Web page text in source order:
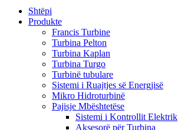
Shtëpi
Produkte
Francis Turbine
Turbina Pelton
Turbina Kaplan
Turbina Turgo
Turbinë tubulare
Sistemi i Ruajtjes së Energjisë
Mikro Hidroturbinë
Pajisje Mbështetëse
Sistemi i Kontrollit Elektrik
Aksesorë për Turbina